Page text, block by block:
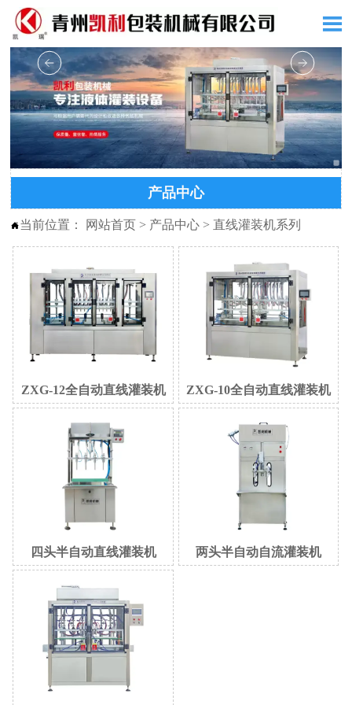

产品中心
当前位置： 网站首页 > 产品中心 > 直线灌装机系列
ZXG-12全自动直线灌装机 ZXG-10全自动直线灌装机
四头半自动直线灌装机 两头半自动自流灌装机